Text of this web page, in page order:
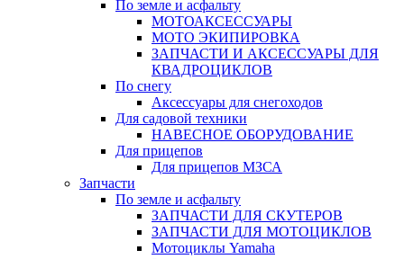
По земле и асфальту
МОТОАКСЕССУАРЫ
МОТО ЭКИПИРОВКА
ЗАПЧАСТИ И АКСЕССУАРЫ ДЛЯ
КВАДРОЦИКЛОВ
По снегу
Аксессуары для снегоходов
Для садовой техники
НАВЕСНОЕ ОБОРУДОВАНИЕ
Для прицепов
Для прицепов МЗСА
Запчасти
По земле и асфальту
ЗАПЧАСТИ ДЛЯ СКУТЕРОВ
ЗАПЧАСТИ ДЛЯ МОТОЦИКЛОВ
Мотоциклы Yamaha